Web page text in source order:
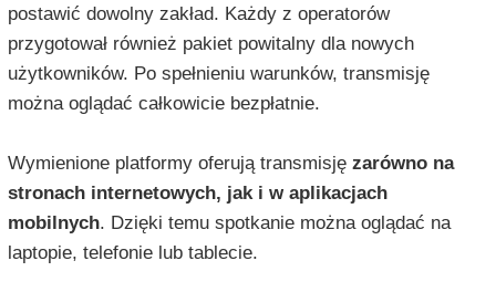
postawić dowolny zakład. Każdy z operatorów
przygotował również pakiet powitalny dla nowych
użytkowników. Po spełnieniu warunków, transmisję
można oglądać całkowicie bezpłatnie.
Wymienione platformy oferują transmisję zarówno na
stronach internetowych, jak i w aplikacjach
mobilnych. Dzięki temu spotkanie można oglądać na
laptopie, telefonie lub tablecie.